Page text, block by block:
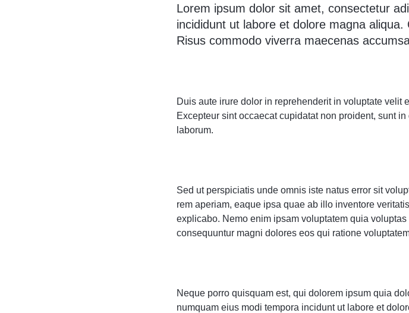
Lorem ipsum dolor sit amet, consectetur
incididunt ut labore et dolore magna
Risus commodo viverra maecenas
Duis aute irure dolor in reprehenderit in voluptate velit
Excepteur sint occaecat cupidatat non proident, sunt
laborum.
Sed ut perspiciatis unde omnis iste natus error sit
rem aperiam, eaque ipsa quae ab illo inventore
explicabo. Nemo enim ipsam voluptatem quia
consequuntur magni dolores eos qui ratione
Neque porro quisquam est, qui dolorem ipsum quia
numquam eius modi tempora incidunt ut labore et